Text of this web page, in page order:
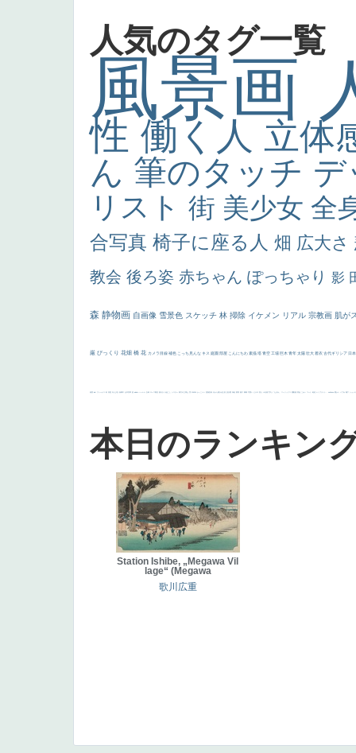
人気のタグ一覧
風景画
性 働く人 立体
ん 筆のタッチ
リスト 街 美少女 全
合写真 椅子に座る人 畑 広大さ
教会 後ろ姿 赤ちゃん ぽっちゃり 影
森 静物画 自画像 雪景色 スケッチ 林 掃除 イケメン リアル 宗教画 肌が
厳 びっくり 花畑 橋 花 カメラ目線 補色 こっち見んな キス 庭園 部屋 こんにちわ 素描 塔 青空 工場 巨木 青年 太陽 壮大 着衣 古代ギリシア 日
画質 ヴィーナス 剣 哀愁 白人少女 食事中 山本芳翠 麦 女神 ローマ教皇 奥行き 火起こし 東方の三博士 雪 114514 受胎告知 天から覗き込む顔 設計図 挿絵 群衆 親子 裸婦 可愛い 美人 ＃名画で学ぶ「たるみ」 躍動感 黄色 畦道 レンブラント・ 暖かい バブみ 靴下
本日のランキン
Station Ishibe, „Megawa Vil
lage“ (Megawa
歌川広重